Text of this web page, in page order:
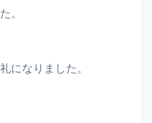
。
になりました。